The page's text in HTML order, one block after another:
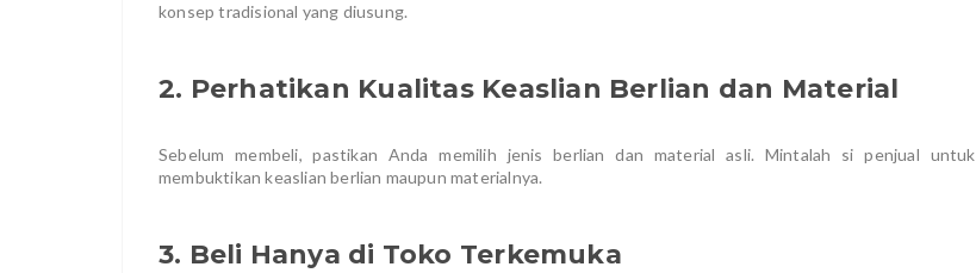
konsep tradisional yang diusung.
2. Perhatikan Kualitas Keaslian Berlian dan Material
Sebelum membeli, pastikan Anda memilih jenis berlian dan material asli. Mintalah si penjual untuk
membuktikan keaslian berlian maupun materialnya.
3. Beli Hanya di Toko Terkemuka